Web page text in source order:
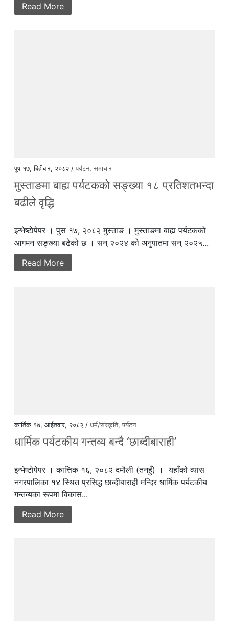
Read More
पुष १७, बिहीबार, २०८२ /पर्यटन,समाचार
मुस्ताङमा बाह्य पर्यटकको सङ्ख्या १८ प्रतिशतभन्दा
बढीले वृद्धि
इन्भेष्टाेपेपर । पुस १७, २०८२ मुस्ताङ । मुस्ताङमा बाह्य पर्यटकको
आगमन सङ्ख्या बढेको छ । सन् २०२४ को अनुपातमा सन् २०२५...
Read More
कार्तिक १७, आईतवार, २०८२ /धर्म/संस्कृति,पर्यटन
धार्मिक पर्यटकीय गन्तव्य बन्दै ‘छाब्दीबाराही’
इन्भेष्टाेपेपर । कात्तिक १६, २०८२ दमौली (तनहुँ) । यहाँको व्यास
नगरपालिका १४ स्थित प्रसिद्ध छाब्दीबाराही मन्दिर धार्मिक पर्यटकीय
गन्तव्यका रूपमा विकास...
Read More